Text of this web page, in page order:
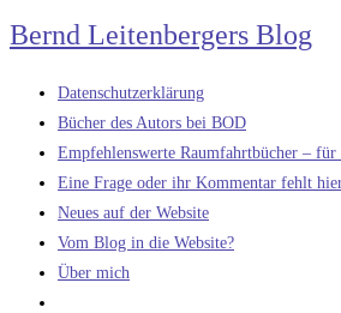
Zum
Inhalt
springen
Bernd Leitenbergers Blog
Datenschutzerklärung
Bücher des Autors bei BOD
Empfehlenswerte Raumfahrtbücher – für
Eine Frage oder ihr Kommentar fehlt
Neues auf der Website
Vom Blog in die Website?
Über mich